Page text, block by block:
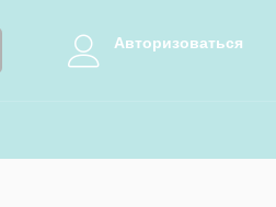
Авторизоваться